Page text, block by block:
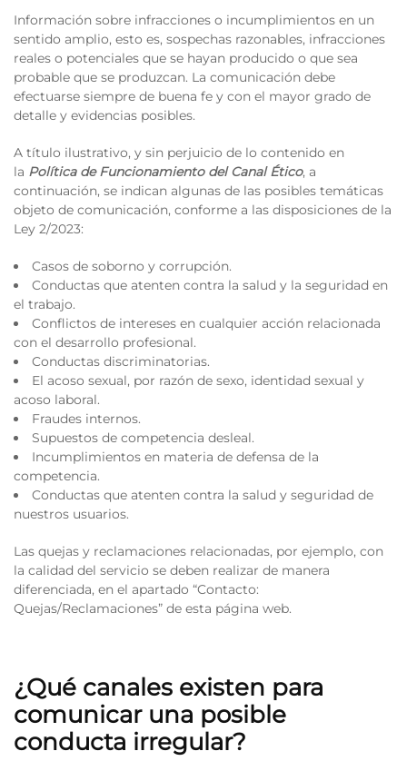
Información sobre infracciones o incumplimientos en un
sentido amplio, esto es, sospechas razonables, infracciones
reales o potenciales que se hayan producido o que sea
probable que se produzcan. La comunicación debe
efectuarse siempre de buena fe y con el mayor grado de
detalle y evidencias posibles.
A título ilustrativo, y sin perjuicio de lo contenido en
la Política de Funcionamiento del Canal Ético, a
continuación, se indican algunas de las posibles temáticas
objeto de comunicación, conforme a las disposiciones de la
Ley 2/2023:
Casos de soborno y corrupción.
Conductas que atenten contra la salud y la seguridad en
el trabajo.
Conflictos de intereses en cualquier acción relacionada
con el desarrollo profesional.
Conductas discriminatorias.
El acoso sexual, por razón de sexo, identidad sexual y
acoso laboral.
Fraudes internos.
Supuestos de competencia desleal.
Incumplimientos en materia de defensa de la
competencia.
Conductas que atenten contra la salud y seguridad de
nuestros usuarios.
Las quejas y reclamaciones relacionadas, por ejemplo, con
la calidad del servicio se deben realizar de manera
diferenciada, en el apartado “Contacto:
Quejas/Reclamaciones” de esta página web.
¿Qué canales existen para
comunicar una posible
conducta irregular?